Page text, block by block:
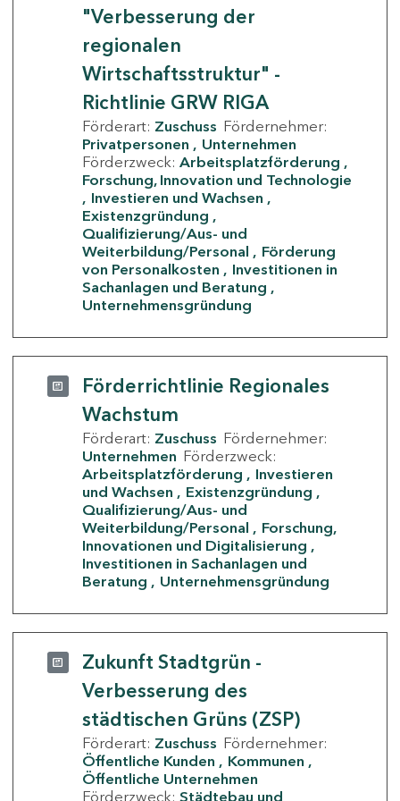
"Verbesserung der
regionalen
Wirtschaftsstruktur" -
Richtlinie GRW RIGA
Förderart: Zuschuss Fördernehmer:
Privatpersonen
Unternehmen
Förderzweck: Arbeitsplatzförderung
Forschung, Innovation und Technologie
Investieren und Wachsen
Existenzgründung
Qualifizierung/Aus- und
Weiterbildung/Personal
Förderung
von Personalkosten
Investitionen in
Sachanlagen und Beratung
Unternehmensgründung
Förderrichtlinie Regionales
Wachstum
Förderart: Zuschuss Fördernehmer:
Unternehmen Förderzweck:
Arbeitsplatzförderung
Investieren
und Wachsen
Existenzgründung
Qualifizierung/Aus- und
Weiterbildung/Personal
Forschung,
Innovationen und Digitalisierung
Investitionen in Sachanlagen und
Beratung
Unternehmensgründung
Zukunft Stadtgrün -
Verbesserung des
städtischen Grüns (ZSP)
Förderart: Zuschuss Fördernehmer:
Öffentliche Kunden
Kommunen
Öffentliche Unternehmen
Förderzweck: Städtebau und